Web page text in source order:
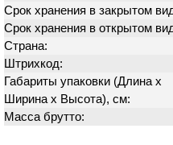
Срок хранения в закрытом
Срок хранения в открытом
Страна:
Штрихкод:
Габариты упаковки (Длина х
Ширина х Высота), см:
Масса брутто: